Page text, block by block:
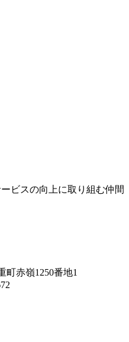
ビスの向上に取り組む仲間
町赤嶺1250番地1